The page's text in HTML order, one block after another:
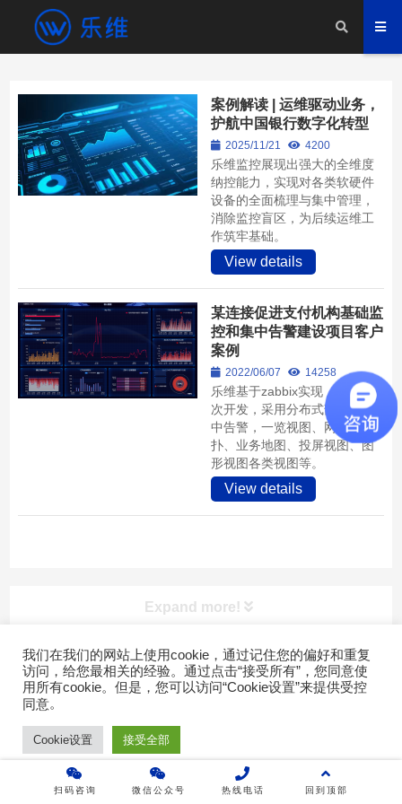
案例解读 | 运维驱动业务，
护航中国银行数字化转型
2025/11/21 4200
乐维监控展现出强大的全维度
纳控能力，实现对各类软硬件
设备的全面梳理与集中管理，
消除监控盲区，为后续运维工
作筑牢基础。
View details
某连接促进支付机构基础监
控和集中告警建设项目客户
案例
2022/06/07 14258
乐维基于zabbix实现，支持二
次开发，采用分布式部署，集
中告警，一览视图、网络拓
扑、业务地图、投屏视图、图
形视图各类视图等。
View details
Expand more!
快速导航
首页
产品介绍
17007026号-2
扫码咨询 微信公众号 热线电话 回到顶部
我们在我们的网站上使用cookie，通过记住您的偏好和重复
访问，给您最相关的经验。通过点击“接受所有”，您同意使
用所有cookie。但是，您可以访问“Cookie设置”来提供受控
同意。
Cookie设置 接受全部